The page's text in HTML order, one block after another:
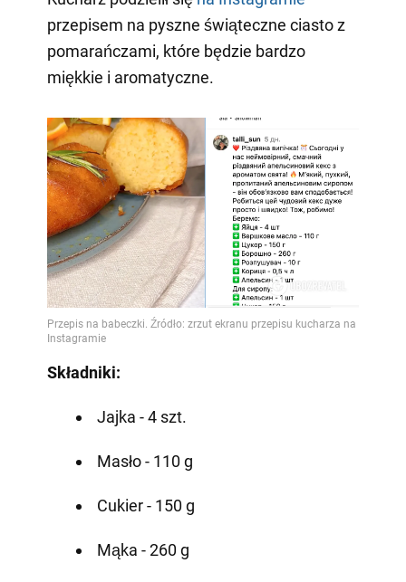
przepisem na pyszne świąteczne ciasto z
pomarańczami, które będzie bardzo
miękkie i aromatyczne.
Składniki:
Jajka - 4 szt.
Masło - 110 g
Cukier - 150 g
Mąka - 260 g